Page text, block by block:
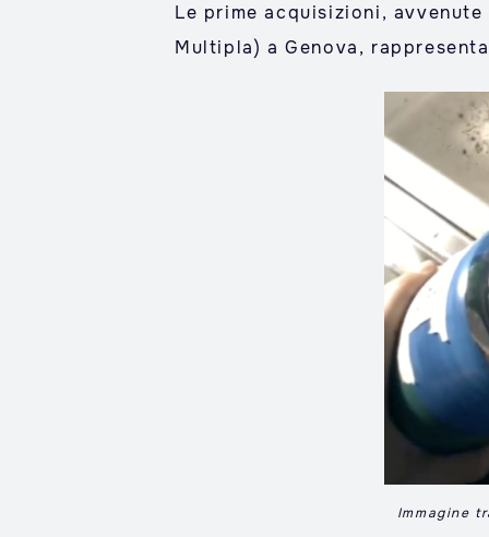
Le prime acquisizioni,
Multipla) a Genova,
Immagine